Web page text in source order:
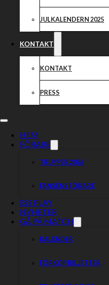
JULKALENDERN 2025
KONTAKT
KONTAKT
PRESS
HEM
FÖRARE
TRUPPER 2026
FANSENS FÖRARE
ESS PLAY
NYHETER
GÅ PÅ MATCH
KALENDER
FÖRKÖP BILJETTER